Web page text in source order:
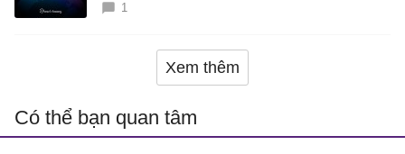
1
Xem thêm
Có thể bạn quan tâm